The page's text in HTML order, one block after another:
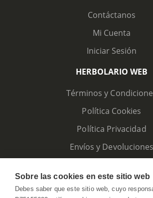
Contáctanos
Mi Cuenta
Iniciar Sesión
HERBOLARIO WEB
Términos y
Política Cookies
Política Privacidad
Envíos y Devoluciones
Sobre las cookies en este sitio web
Debes saber que este sitio web, cuyo